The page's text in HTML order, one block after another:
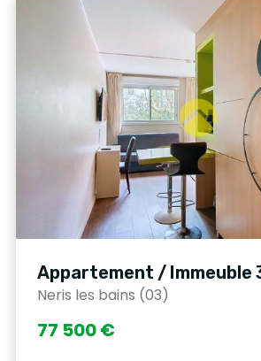
Appartement / Immeuble
Neris les bains (03)
77 500 €